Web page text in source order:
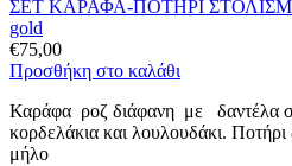
ΣΕΤ ΚΑΡΑΦΑ-ΠΟΤΗΡΙ
gold
€75,00
Προσθήκη στο καλάθι
Καράφα ροζ διάφανη με δαντέλα
κορδελάκια και λουλουδάκι.
μήλο